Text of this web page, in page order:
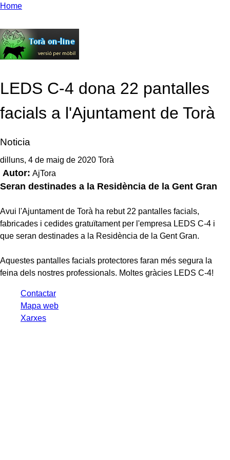
Home
LEDS C-4 dona 22 pantalles
facials a l'Ajuntament de Torà
Noticia
dilluns, 4 de maig de 2020 Torà
Autor: AjTora
Seran destinades a la Residència de la Gent Gran
Avui l'Ajuntament de Torà ha rebut 22 pantalles facials,
fabricades i cedides gratuïtament per l'empresa LEDS C-4 i
que seran destinades a la Residència de la Gent Gran.
Aquestes pantalles facials protectores faran més segura la
feina dels nostres professionals. Moltes gràcies LEDS C-4!
Contactar
Mapa web
Xarxes